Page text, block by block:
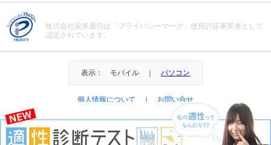
株式会社栄美通信は「プライバシーマーク」使用許諾事業者として
認定されています。
表示： モバイル ｜ パソコン
個人情報について お問い合せ
＠Eibi Tsushin All Right Reserved.